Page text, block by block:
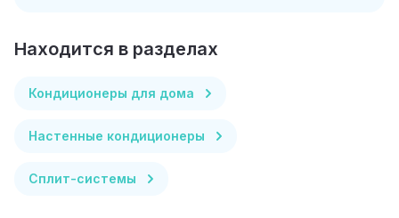
Находится в разделах
Кондиционеры для дома
Настенные кондиционеры
Сплит-системы